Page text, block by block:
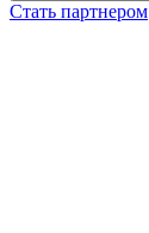
Стать партнером